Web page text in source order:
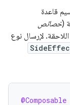
قاعدة
(خصائص
لإرسال نوع
@Composable